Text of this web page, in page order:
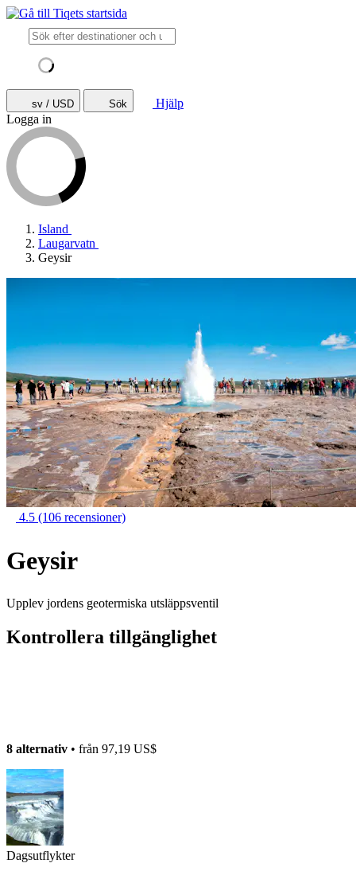
sv / USD Sök
Hjälp
Logga in
Island
Laugarvatn
Geysir
4.5 (106 recensioner)
Geysir
Upplev jordens geotermiska utsläppsventil
Kontrollera tillgänglighet
8 alternativ • från 97,19 US$
Dagsutflykter